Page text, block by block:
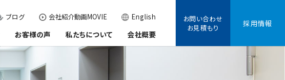
ブログ 会社紹介動画MOVIE English
お客様の声 私たちについて 会社概要
お問い合わせ
お見積もり
採用情報